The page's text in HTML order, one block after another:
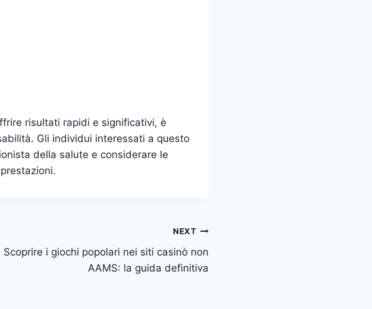
risultati rapidi e significativi, è
Gli individui interessati a questo
della salute e considerare le
NEXT
Scoprire i giochi popolari nei siti casinò non
AAMS: la guida definitiva